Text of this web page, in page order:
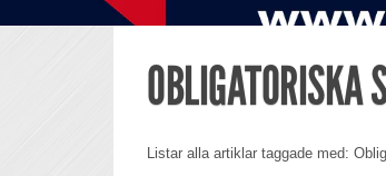
OBLIGATORISKA
Listar alla artiklar taggade med: